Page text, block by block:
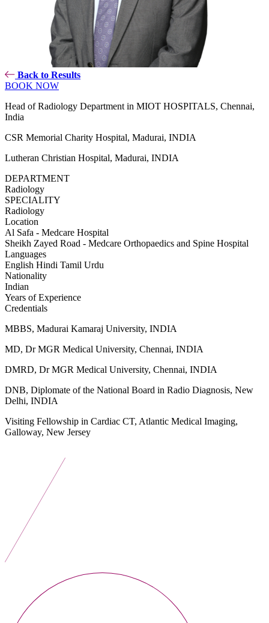
Back to Results
BOOK NOW
Head of Radiology Department in MIOT HOSPITALS, Chennai,
India
CSR Memorial Charity Hospital, Madurai, INDIA
Lutheran Christian Hospital, Madurai, INDIA
DEPARTMENT
Radiology
SPECIALITY
Radiology
Location
Al Safa - Medcare Hospital
Sheikh Zayed Road - Medcare Orthopaedics and Spine Hospital
Languages
English Hindi Tamil Urdu
Nationality
Indian
Years of Experience
Credentials
MBBS, Madurai Kamaraj University, INDIA
MD, Dr MGR Medical University, Chennai, INDIA
DMRD, Dr MGR Medical University, Chennai, INDIA
DNB, Diplomate of the National Board in Radio Diagnosis, New
Delhi, INDIA
Visiting Fellowship in Cardiac CT, Atlantic Medical Imaging,
Galloway, New Jersey